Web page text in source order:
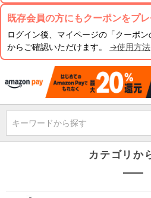
既存会員の方にもクーポンをプレ
ログイン後、マイページの「クーポン
からご確認いただけます。 →使用方法
キーワードから探す
カテゴリか